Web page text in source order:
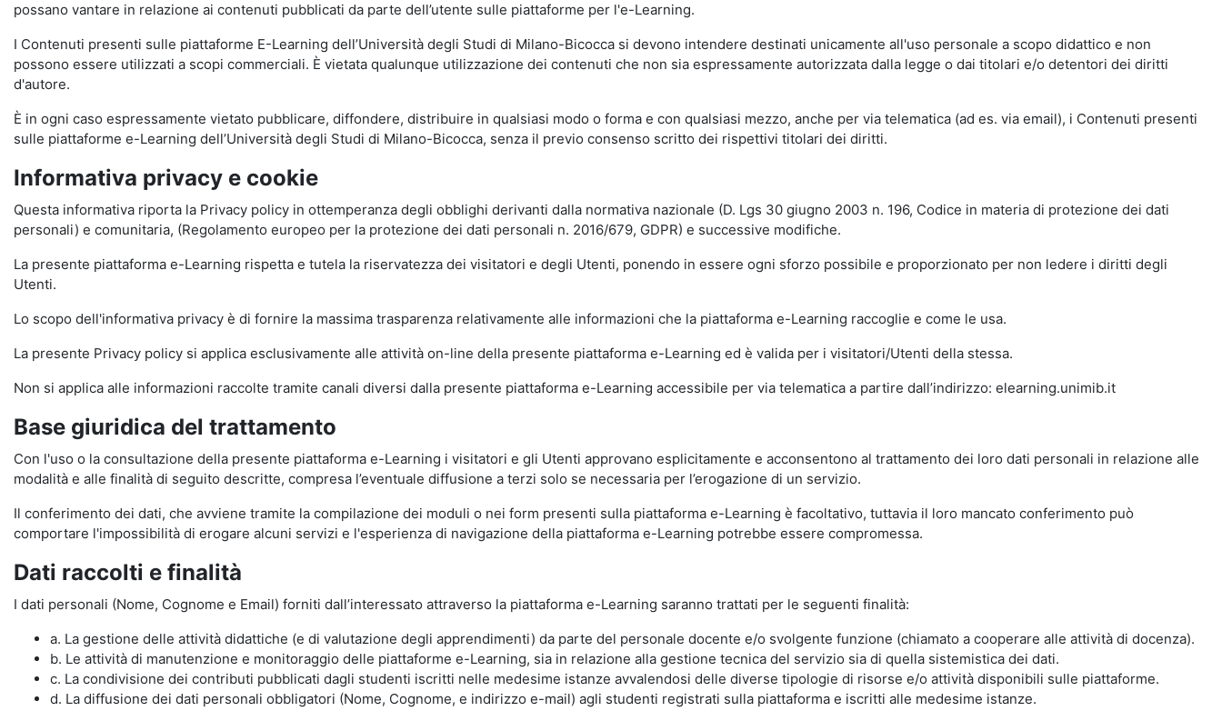
possano vantare in relazione ai contenuti pubblicati da parte dell’utente sulle piattaforme per l'e-Learning.
I Contenuti presenti sulle piattaforme E-Learning dell’Università degli Studi di Milano-Bicocca si devono intendere destinati unicamente all'uso personale a scopo didattico e non
possono essere utilizzati a scopi commerciali. È vietata qualunque utilizzazione dei contenuti che non sia espressamente autorizzata dalla legge o dai titolari e/o detentori dei diritti
d'autore.
È in ogni caso espressamente vietato pubblicare, diffondere, distribuire in qualsiasi modo o forma e con qualsiasi mezzo, anche per via telematica (ad es. via email), i Contenuti presenti
sulle piattaforme e-Learning dell’Università degli Studi di Milano-Bicocca, senza il previo consenso scritto dei rispettivi titolari dei diritti.
Informativa privacy e cookie
Questa informativa riporta la Privacy policy in ottemperanza degli obblighi derivanti dalla normativa nazionale (D. Lgs 30 giugno 2003 n. 196, Codice in materia di protezione dei dati
personali) e comunitaria, (Regolamento europeo per la protezione dei dati personali n. 2016/679, GDPR) e successive modifiche.
La presente piattaforma e-Learning rispetta e tutela la riservatezza dei visitatori e degli Utenti, ponendo in essere ogni sforzo possibile e proporzionato per non ledere i diritti degli
Utenti.
Lo scopo dell'informativa privacy è di fornire la massima trasparenza relativamente alle informazioni che la piattaforma e-Learning raccoglie e come le usa.
La presente Privacy policy si applica esclusivamente alle attività on-line della presente piattaforma e-Learning ed è valida per i visitatori/Utenti della stessa.
Non si applica alle informazioni raccolte tramite canali diversi dalla presente piattaforma e-Learning accessibile per via telematica a partire dall’indirizzo: elearning.unimib.it
Base giuridica del trattamento
Con l'uso o la consultazione della presente piattaforma e-Learning i visitatori e gli Utenti approvano esplicitamente e acconsentono al trattamento dei loro dati personali in relazione alle
modalità e alle finalità di seguito descritte, compresa l’eventuale diffusione a terzi solo se necessaria per l’erogazione di un servizio.
Il conferimento dei dati, che avviene tramite la compilazione dei moduli o nei form presenti sulla piattaforma e-Learning è facoltativo, tuttavia il loro mancato conferimento può
comportare l'impossibilità di erogare alcuni servizi e l'esperienza di navigazione della piattaforma e-Learning potrebbe essere compromessa.
Dati raccolti e finalità
I dati personali (Nome, Cognome e Email) forniti dall’interessato attraverso la piattaforma e-Learning saranno trattati per le seguenti finalità:
a. La gestione delle attività didattiche (e di valutazione degli apprendimenti) da parte del personale docente e/o svolgente funzione (chiamato a cooperare alle attività di docenza).
b. Le attività di manutenzione e monitoraggio delle piattaforme e-Learning, sia in relazione alla gestione tecnica del servizio sia di quella sistemistica dei dati.
c. La condivisione dei contributi pubblicati dagli studenti iscritti nelle medesime istanze avvalendosi delle diverse tipologie di risorse e/o attività disponibili sulle piattaforme.
d. La diffusione dei dati personali obbligatori (Nome, Cognome, e indirizzo e-mail) agli studenti registrati sulla piattaforma e iscritti alle medesime istanze.